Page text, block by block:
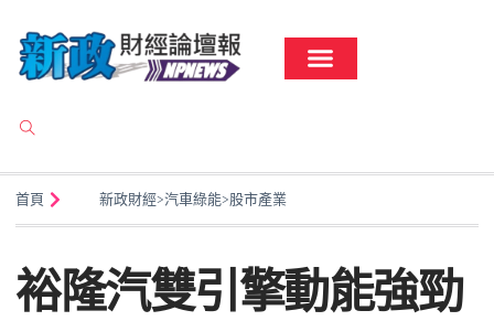
首頁 新政財經>汽車綠能>股市產業
裕隆汽雙引擎動能強勁